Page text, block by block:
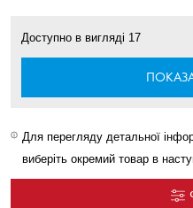
Доступно в вигляді 17
Для перегляду детальної
виберіть окремий товар в